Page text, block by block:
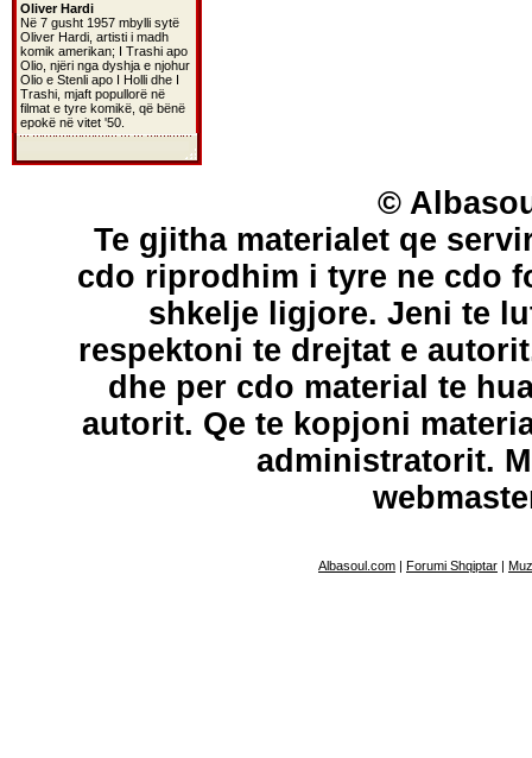
Oliver Hardi
Në 7 gusht 1957 mbylli sytë
Oliver Hardi, artisti i madh
komik amerikan; I Trashi apo
Olio, njëri nga dyshja e njohur
Olio e Stenli apo I Holli dhe I
Trashi, mjaft popullorë në
filmat e tyre komikë, që bënë
epokë në vitet '50.
©
Te gjitha materialet qe
cdo riprodhim i tyre ne cdo
shkelje ligjore. Jeni te
respektoni te drejtat e
dhe per cdo material te
autorit. Qe te kopjoni
administratorit.
Albasoul.com | Forumi Shqiptar |